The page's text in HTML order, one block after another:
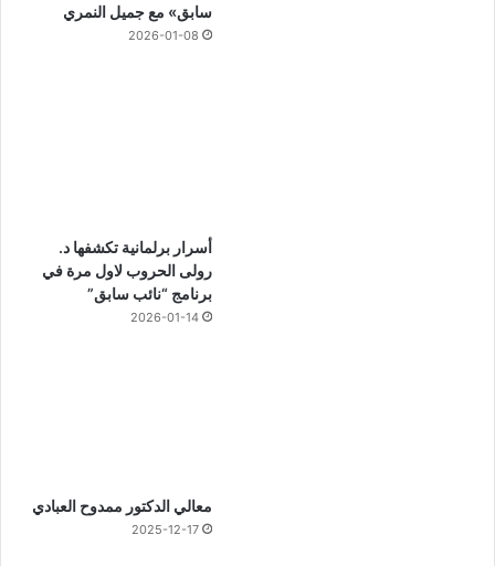
سابق» مع جميل النمري
2026-01-08
أسرار برلمانية تكشفها د.
رولى الحروب لاول مرة في
برنامج “نائب سابق”
2026-01-14
معالي الدكتور ممدوح العبادي
2025-12-17